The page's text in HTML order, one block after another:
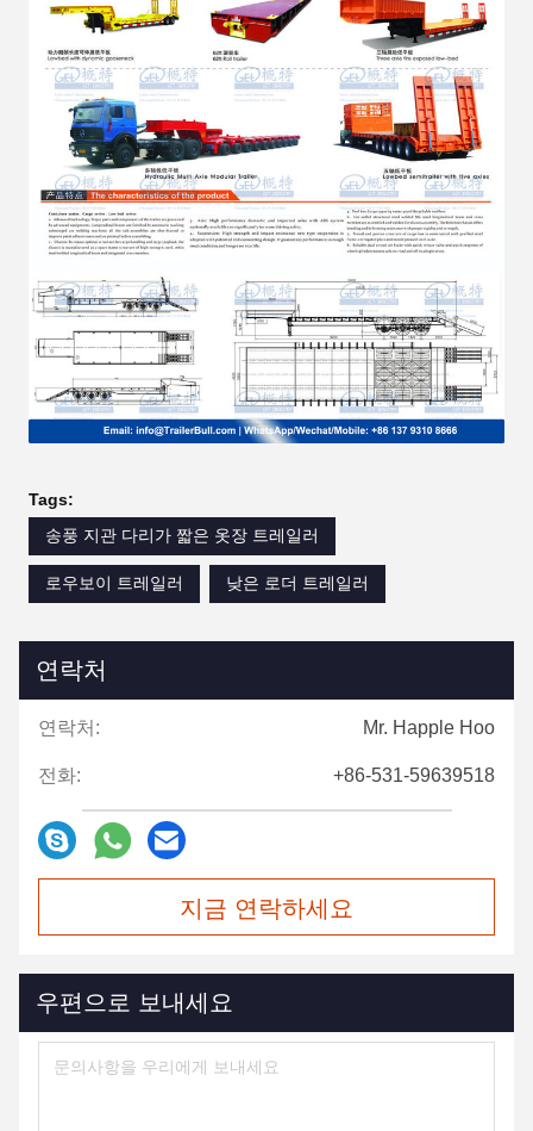
Tags:
송풍 지관 다리가 짧은 옷장 트레일러
로우보이 트레일러 낮은 로더 트레일러
연락처
연락처: Mr. Happle Hoo
전화: +86-531-59639518
지금 연락하세요
우편으로 보내세요